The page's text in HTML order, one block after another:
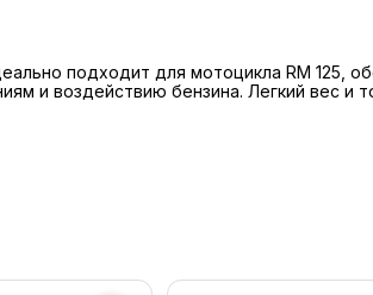
подходит для мотоцикла RM 125,
и воздействию бензина. Легкий вес